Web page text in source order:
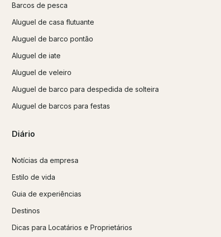
Barcos de pesca
Aluguel de casa flutuante
Aluguel de barco pontão
Aluguel de iate
Aluguel de veleiro
Aluguel de barco para despedida de solteira
Aluguel de barcos para festas
Diário
Notícias da empresa
Estilo de vida
Guia de experiências
Destinos
Dicas para Locatários e Proprietários